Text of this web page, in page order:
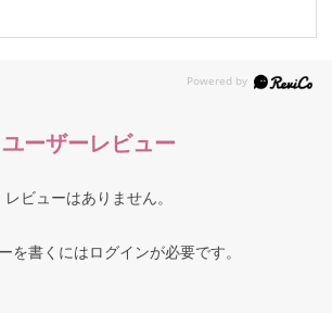
ユーザーレビュー
レビューはありません。
を書くにはログインが必要です。